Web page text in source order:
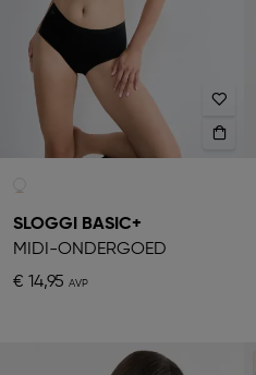
SLOGGI BASIC+
MIDI-ONDERGOED
€ 14,95